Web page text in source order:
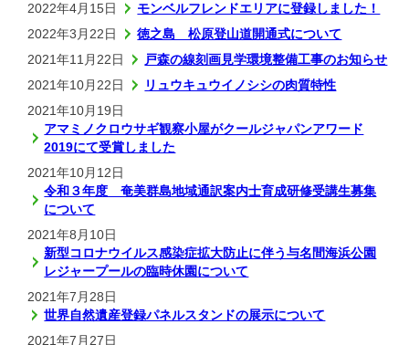
2022年4月15日
モンベルフレンドエリアに登録しました！
2022年3月22日
徳之島 松原登山道開通式について
2021年11月22日
戸森の線刻画見学環境整備工事のお知らせ
2021年10月22日
リュウキュウイノシシの肉質特性
2021年10月19日
アマミノクロウサギ観察小屋がクールジャパンアワード
2019にて受賞しました
2021年10月12日
令和３年度 奄美群島地域通訳案内士育成研修受講生募集
について
2021年8月10日
新型コロナウイルス感染症拡大防止に伴う与名間海浜公園
レジャープールの臨時休園について
2021年7月28日
世界自然遺産登録パネルスタンドの展示について
2021年7月27日